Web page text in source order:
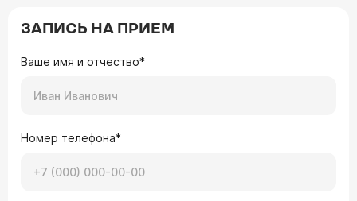
ЗАПИСЬ НА ПРИЕМ
Ваше имя и отчество*
Номер телефона*